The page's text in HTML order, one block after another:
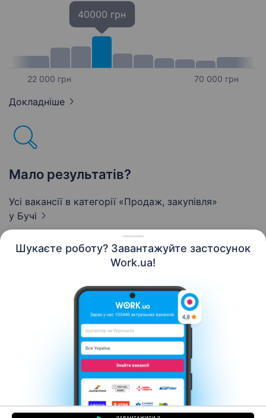
Шукаєте роботу? Завантажуйте застосунок
Work.ua!
22 000 грн
40000 грн
70 000 грн
Докладніше
Мало результатів?
Усі вакансії в категорії «Продаж, закупівля»
у Бучі
Контакти Про нас
Кар’єра
Допомога Умови використання